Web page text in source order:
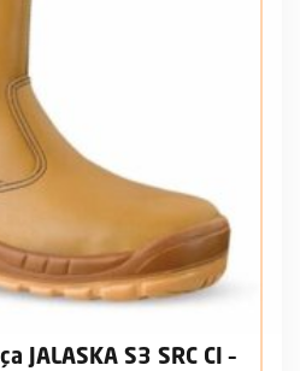
JALASKA S3 SRC CI –